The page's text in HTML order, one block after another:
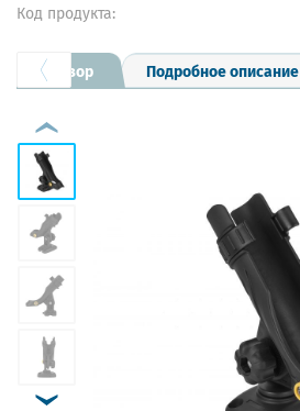
Код продукта:
Обзор Подробное описание